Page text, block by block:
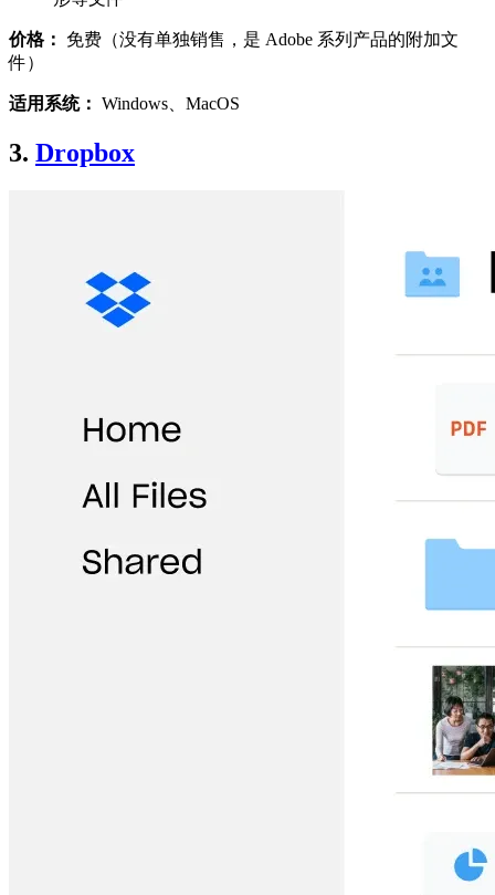
价格：
免费（没有单独销售，是 Adobe 系列产品的附加文
件）
适用系统： Windows、MacOS
3. Dropbox